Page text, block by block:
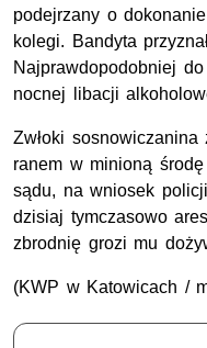
podejrzany o
kolegi. Bandyta
Najprawdopodobniej
nocnej libacji
Zwłoki sosnowiczanina
ranem w minioną
sądu, na wniosek
dzisiaj tymczasowo
zbrodnię grozi mu
(KWP w Katowicach /